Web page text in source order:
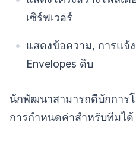
เซิร์ฟเวอร์
แสดงข้อความ, การแจ้
Envelopes ดิบ
นักพัฒนาสามารถดีบักการ
การกำหนดค่าสำหรับทีมได้